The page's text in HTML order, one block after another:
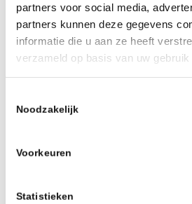
partners voor social media,
partners kunnen deze gegevens
informatie die u aan ze heeft
verzameld op basis van uw gebruik
Noodzakelijk
Voorkeuren
Statistieken
Amy Israel – Vice
Oncology Policy &
Novartis
Christoph Glatzer – Chief
Laurene Redding- Head,
Laura Guarga –